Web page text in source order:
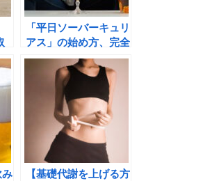
「平日ソーバーキュリ
アス」の始め方、完全
にお酒をやめたくない
人へ（体験談）
み
【基礎代謝を上げる方